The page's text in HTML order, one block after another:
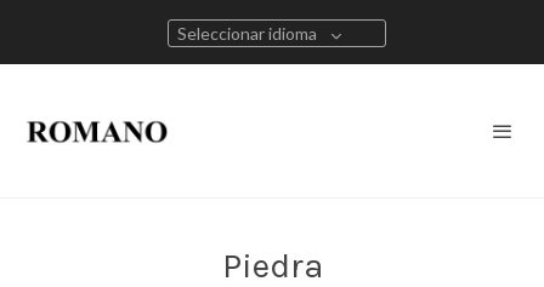
Seleccionar idioma
Piedra